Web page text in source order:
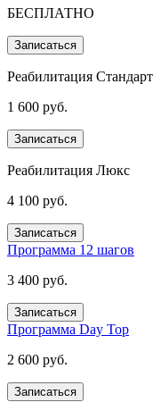
БЕСПЛАТНО
Записаться
Реабилитация Стандарт
1 600 руб.
Записаться
Реабилитация Люкс
4 100 руб.
Записаться
Программа 12 шагов
3 400 руб.
Записаться
Программа Day Top
2 600 руб.
Записаться